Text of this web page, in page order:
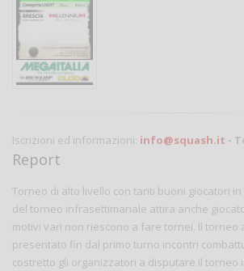
Iscrizioni ed informazioni: info@squash.it -
Report
Torneo di alto livello con tanti buoni giocatori in
del torneo infrasettimanale attira anche
motivi vari non riescono a fare tornei. Il torneo
presentato fin dal primo turno incontri
costretto gli organizzatori a disputare il torneo